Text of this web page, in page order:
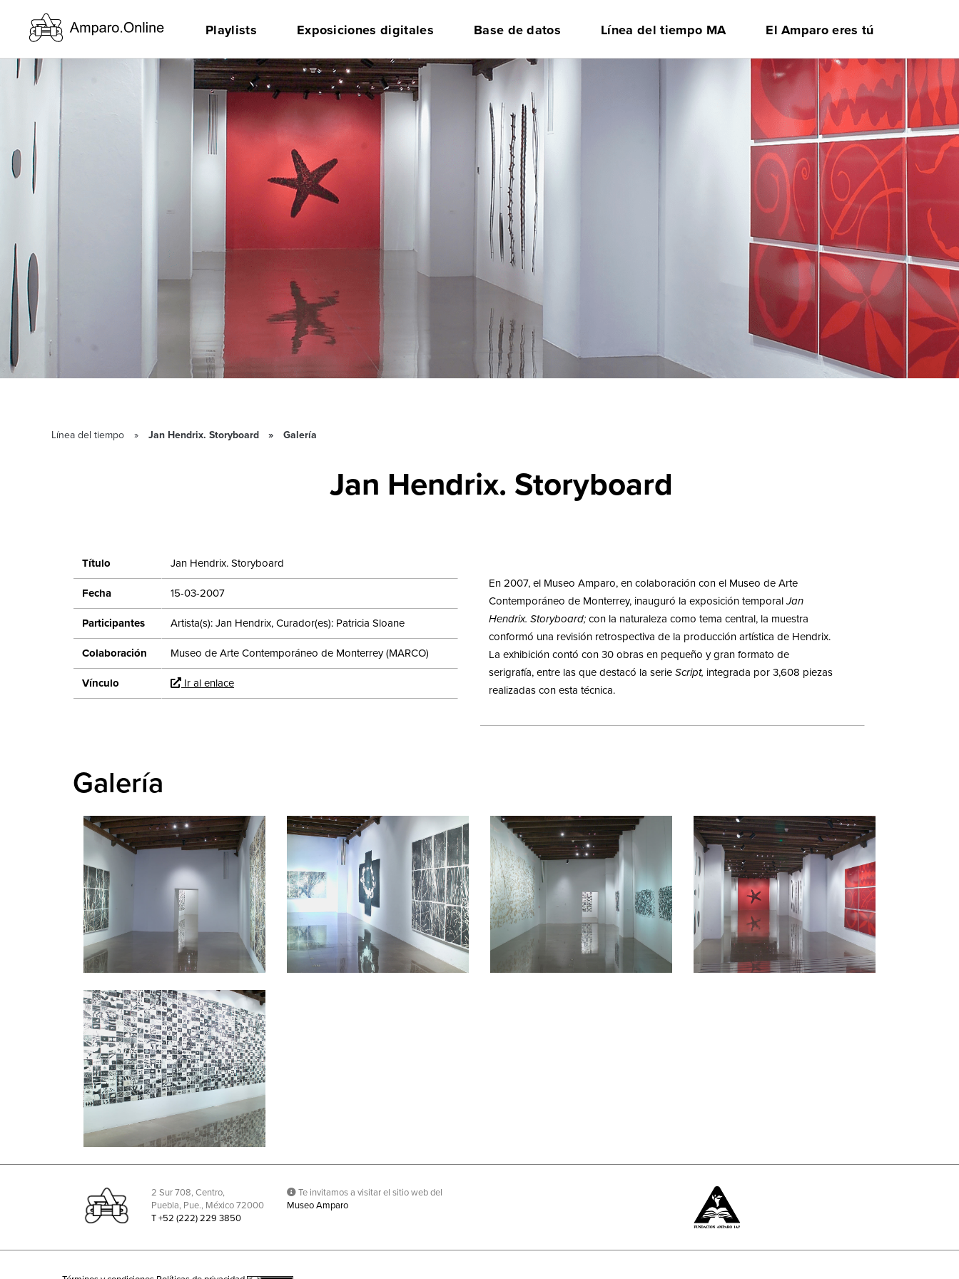
Playlists Exposiciones digitales Base de datos Línea del tiempo MA El Amparo eres tú
Línea del tiempo Jan Hendrix. Storyboard Galería
Jan Hendrix. Storyboard
Título Jan Hendrix. Storyboard
Fecha 15-03-2007
Participantes Artista(s): Jan Hendrix, Curador(es): Patricia Sloane
Colaboración Museo de Arte Contemporáneo de Monterrey (MARCO)
Vínculo Ir al enlace
En 2007, el Museo Amparo, en colaboración con el Museo de Arte
Contemporáneo de Monterrey, inauguró la exposición temporalJan
Hendrix. Storyboard; con la naturaleza como tema central, la muestra
conformó una revisión retrospectiva de la producción artística de Hendrix.
La exhibición contó con 30 obras en pequeño y gran formato de
serigrafía, entre las que destacó la serie Script, integrada por 3,608 piezas
realizadas con esta técnica.
Galería
2 Sur 708, Centro,
Puebla, Pue., México 72000
T +52 (222) 229 3850
Te invitamos a visitar el sitio web del
Museo Amparo